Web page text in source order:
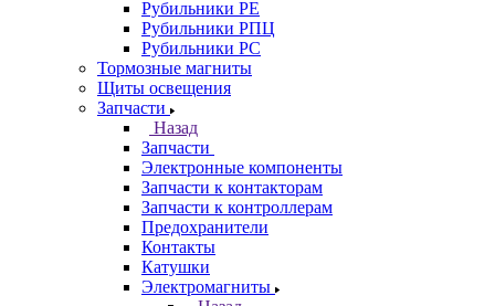
Рубильники РЕ
Рубильники РПЦ
Рубильники РС
Тормозные магниты
Щиты освещения
Запчасти
Назад
Запчасти
Электронные компоненты
Запчасти к контакторам
Запчасти к контроллерам
Предохранители
Контакты
Катушки
Электромагниты